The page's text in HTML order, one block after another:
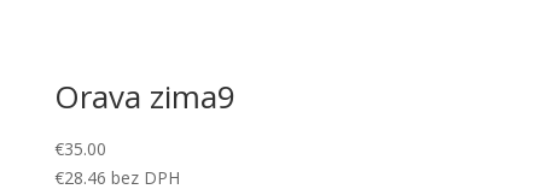
Orava zima9
€35.00
€28.46 bez DPH